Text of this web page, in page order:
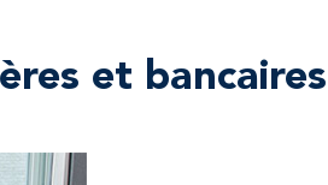
et bancaires